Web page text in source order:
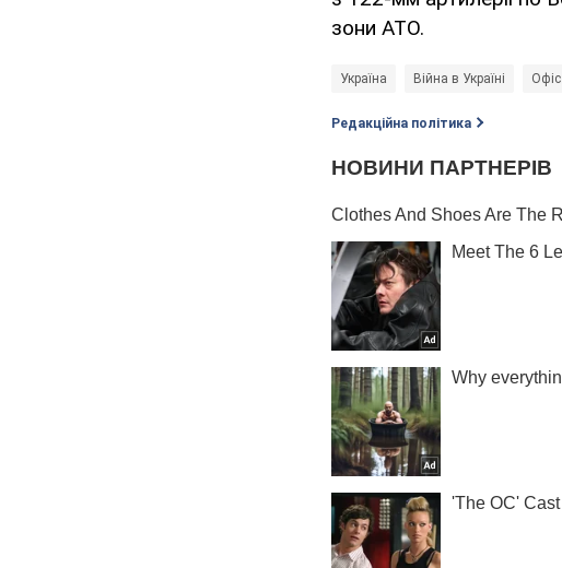
зони АТО.
Україна Війна в Україні
Редакційна політика